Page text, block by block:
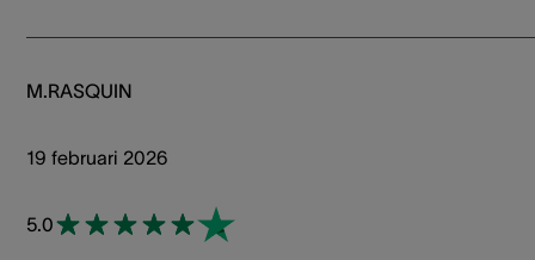
M.RASQUIN
19 februari 2026
5.0